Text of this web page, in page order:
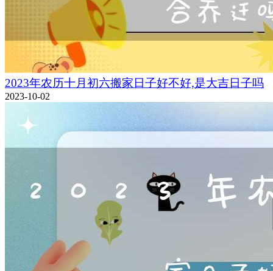
2023年农历十月初六搬家日子好不好,是大吉日子吗
2023-10-02